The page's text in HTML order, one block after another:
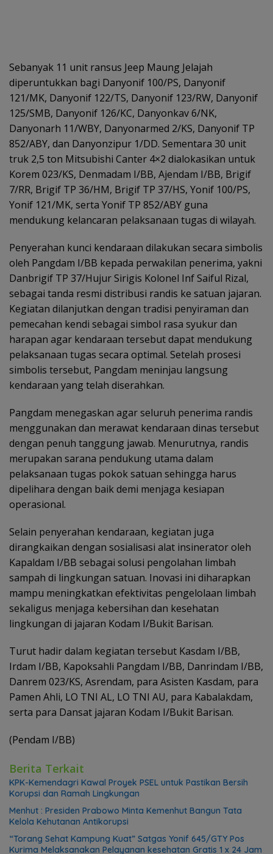
Sebanyak 11 unit ransus Jeep Maung Jelajah
diperuntukkan bagi Danyonif 100/PS, Danyonif
121/MK, Danyonif 122/TS, Danyonif 123/RW, Danyonif
125/SMB, Danyonif 126/KC, Danyonkav 6/NK,
Danyonarh 11/WBY, Danyonarmed 2/KS, Danyonif TP
852/ABY, dan Danyonzipur 1/DD. Sementara 30 unit
truk 2,5 ton Mitsubishi Canter 4×2 dialokasikan untuk
Korem 023/KS, Denmadam I/BB, Ajendam I/BB, Brigif
7/RR, Brigif TP 36/HM, Brigif TP 37/HS, Yonif 100/PS,
Yonif 121/MK, serta Yonif TP 852/ABY guna
mendukung kelancaran pelaksanaan tugas di wilayah.
Penyerahan kunci kendaraan dilakukan secara simbolis
oleh Pangdam I/BB kepada perwakilan penerima, yakni
Danbrigif TP 37/Hujur Sirigis Kolonel Inf Saiful Rizal,
sebagai tanda resmi distribusi randis ke satuan jajaran.
Kegiatan dilanjutkan dengan tradisi penyiraman dan
pemecahan kendi sebagai simbol rasa syukur dan
harapan agar kendaraan tersebut dapat mendukung
pelaksanaan tugas secara optimal. Setelah prosesi
simbolis tersebut, Pangdam meninjau langsung
kendaraan yang telah diserahkan.
Pangdam menegaskan agar seluruh penerima randis
menggunakan dan merawat kendaraan dinas tersebut
dengan penuh tanggung jawab. Menurutnya, randis
merupakan sarana pendukung utama dalam
pelaksanaan tugas pokok satuan sehingga harus
dipelihara dengan baik demi menjaga kesiapan
operasional.
Selain penyerahan kendaraan, kegiatan juga
dirangkaikan dengan sosialisasi alat insinerator oleh
Kapaldam I/BB sebagai solusi pengolahan limbah
sampah di lingkungan satuan. Inovasi ini diharapkan
mampu meningkatkan efektivitas pengelolaan limbah
sekaligus menjaga kebersihan dan kesehatan
lingkungan di jajaran Kodam I/Bukit Barisan.
Turut hadir dalam kegiatan tersebut Kasdam I/BB,
Irdam I/BB, Kapoksahli Pangdam I/BB, Danrindam I/BB,
Danrem 023/KS, Asrendam, para Asisten Kasdam, para
Pamen Ahli, LO TNI AL, LO TNI AU, para Kabalakdam,
serta para Dansat jajaran Kodam I/Bukit Barisan.
(Pendam I/BB)
Berita Terkait
KPK-Kemendagri Kawal Proyek PSEL untuk Pastikan Bersih
Korupsi dan Ramah Lingkungan
Menhut : Presiden Prabowo Minta Kemenhut Bangun Tata
Kelola Kehutanan Antikorupsi
“Torang Sehat Kampung Kuat” Satgas Yonif 645/GTY Pos
Kurima Melaksanakan Pelayanan kesehatan Gratis 1 x 24 Jam